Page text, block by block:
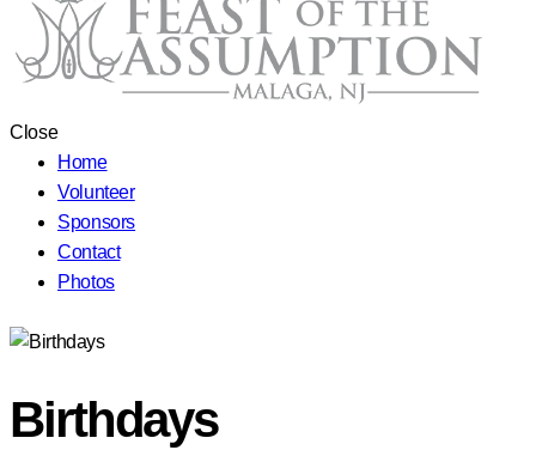
Close
Home
Volunteer
Sponsors
Contact
Photos
Birthdays